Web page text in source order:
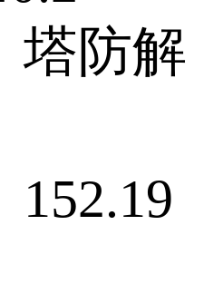
塔防解
152.19